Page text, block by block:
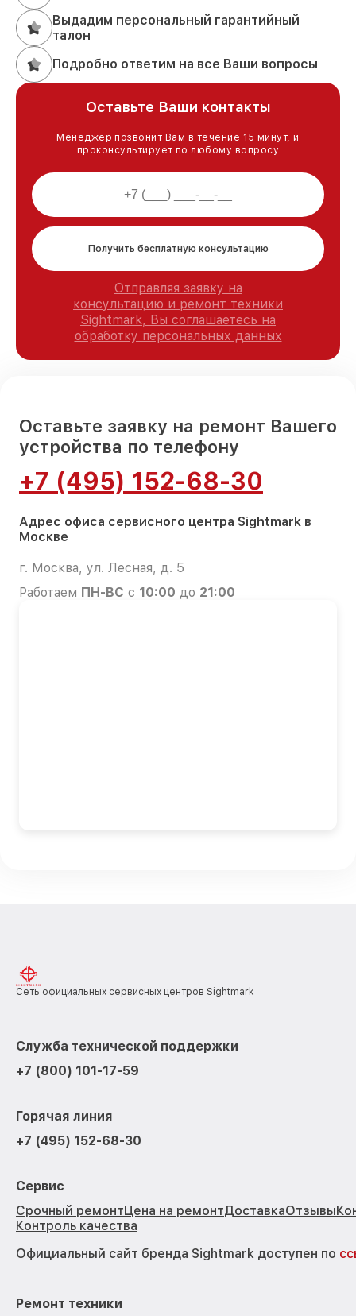
Выдадим персональный гарантийный
талон
Подробно ответим на все Ваши вопросы
Оставьте Ваши контакты
Менеджер позвонит Вам в течение 15 минут, и
проконсультирует по любому вопросу
Получить бесплатную консультацию
Отправляя заявку на
консультацию и ремонт техники
Sightmark, Вы соглашаетесь на
обработку персональных данных
Оставьте заявку на ремонт Вашего
устройства по телефону
+7 (495) 152-68-30
Адрес офиса сервисного центра Sightmark в
Москве
г. Москва, ул. Лесная, д. 5
Работаем ПН-ВС с 10:00 до 21:00
Сеть официальных сервисных центров Sightmark
Служба технической поддержки
+7 (800) 101-17-59
Горячая линия
+7 (495) 152-68-30
Сервис
Срочный ремонтЦена на ремонтДоставкаОтзывы
Контроль качества
Официальный сайт бренда Sightmark доступен по
Ремонт техники